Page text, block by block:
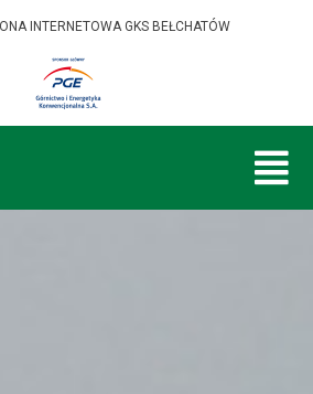
INTERNETOWA GKS BEŁCHATÓW